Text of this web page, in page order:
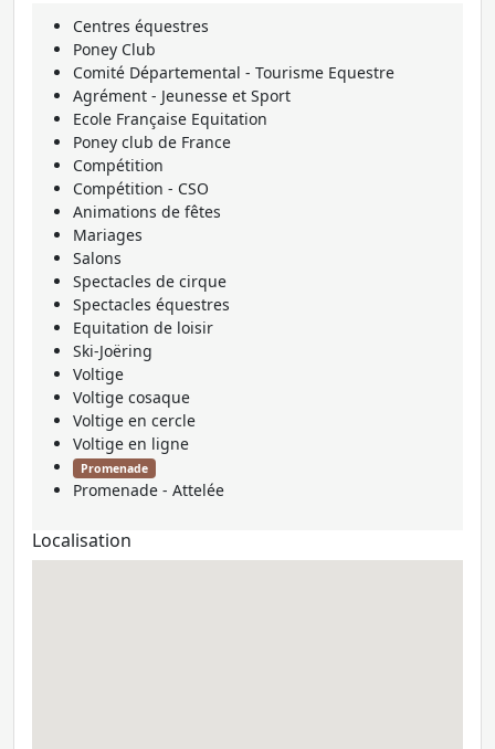
Centres équestres
Poney Club
Comité Départemental - Tourisme Equestre
Agrément - Jeunesse et Sport
Ecole Française Equitation
Poney club de France
Compétition
Compétition - CSO
Animations de fêtes
Mariages
Salons
Spectacles de cirque
Spectacles équestres
Equitation de loisir
Ski-Joëring
Voltige
Voltige cosaque
Voltige en cercle
Voltige en ligne
Promenade
Promenade - Attelée
Localisation